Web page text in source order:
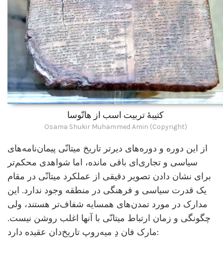
کتیبۀ تربیت اسب از هاتّوسا
Osama Shukir Muhammed Amin (Copyright)
از این دوره و دوره‌های دیرتر تاریخ میتانّی پیمان‌نامه‌های
سیاسی و تجاری‌ای باقی مانده، اما شواهدی محکم‌تر
برای نشان دادن تصویر دقیقی از عملکرد میتانّی در مقام
یک قدرت سیاسی و فرهنگی در منطقه وجود ندارد. این
مدارک در مورد تمدن‌های همسایه شفاف‌تر هستند، ولی
چگونگی و زمان ارتباط میتانّی با آنها اغلب روشن نیست.
مارک فان دِ میه‌روپ تاریخ‌دان عقیده دارد: